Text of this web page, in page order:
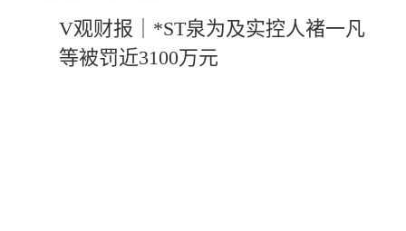
V观财报｜*ST泉为及实控人褚一凡
等被罚近3100万元